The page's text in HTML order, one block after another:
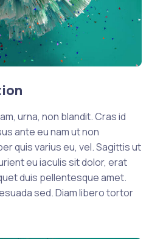
urna, non blandit. Cras id
ante eu nam ut non
quis varius eu, vel. Sagittis ut
eu iaculis sit dolor, erat
duis pellentesque amet.
sed. Diam libero tortor